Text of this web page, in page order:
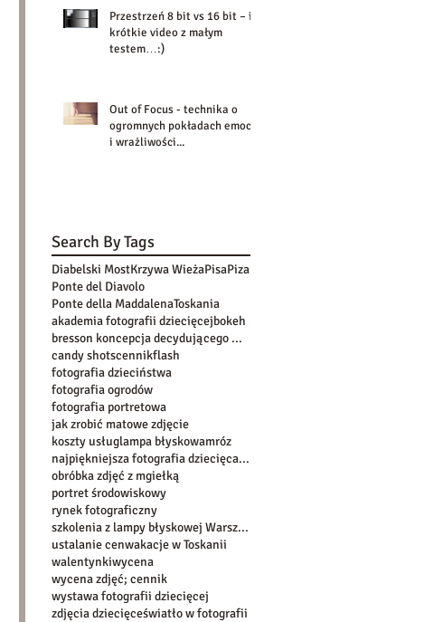
Przestrzeń 8 bit vs 16 bit – i
krótkie video z małym
testem…:)
Out of Focus - technika o
ogromnych pokładach emocji
i wrażliwości...
Search By Tags
Diabelski MostKrzywa WieżaPisaPiza
Ponte del Diavolo
Ponte della MaddalenaToskania
akademia fotografii dziecięcejbokeh
bresson koncepcja decydującego momentu
candy shotscennikflash
fotografia dzieciństwa
fotografia ogrodów
fotografia portretowa
jak zrobić matowe zdjęcie
koszty usługlampa błyskowamróz
najpiękniejsza fotografia dziecięca w warszawie
obróbka zdjęć z mgiełką
portret środowiskowy
rynek fotograficzny
szkolenia z lampy błyskowej Warszawa
ustalanie cenwakacje w Toskanii
walentynkiwycena
wycena zdjęć; cennik
wystawa fotografii dziecięcej
zdjęcia dziecięceświatło w fotografii